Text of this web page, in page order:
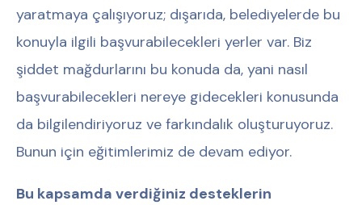
yaratmaya çalışıyoruz; dışarıda, belediyelerde bu
konuyla ilgili başvurabilecekleri yerler var. Biz
şiddet mağdurlarını bu konuda da, yani nasıl
başvurabilecekleri nereye gidecekleri konusunda
da bilgilendiriyoruz ve farkındalık oluşturuyoruz.
Bunun için eğitimlerimiz de devam ediyor.
Bu kapsamda verdiğiniz desteklerin